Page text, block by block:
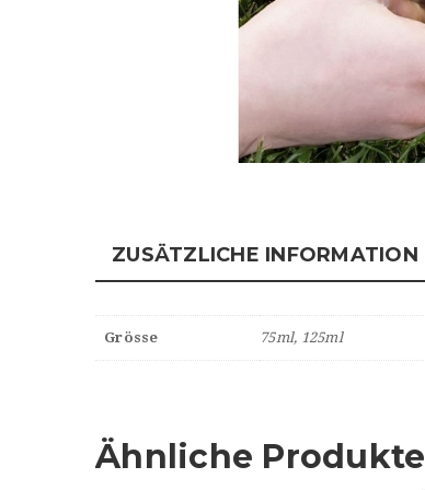
ZUSÄTZLICHE INFORMATION
Grösse 75ml, 125ml
Ähnliche Produkte